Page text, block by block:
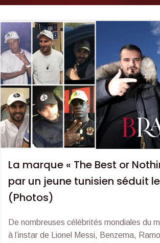
La marque « The Best or
par un jeune tunisien séduit
(Photos)
De nombreuses célébrités mondiales du
à l’instar de Lionel Messi, Benzema,